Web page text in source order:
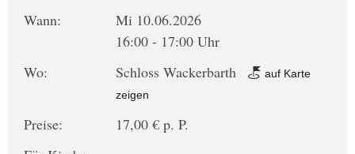
Wann:
Mi 10.06.2026
16:00 - 17:00 Uhr
Wo:
Schloss Wackerbarth
auf Karte
zeigen
Preise:
17,00 € p. P.